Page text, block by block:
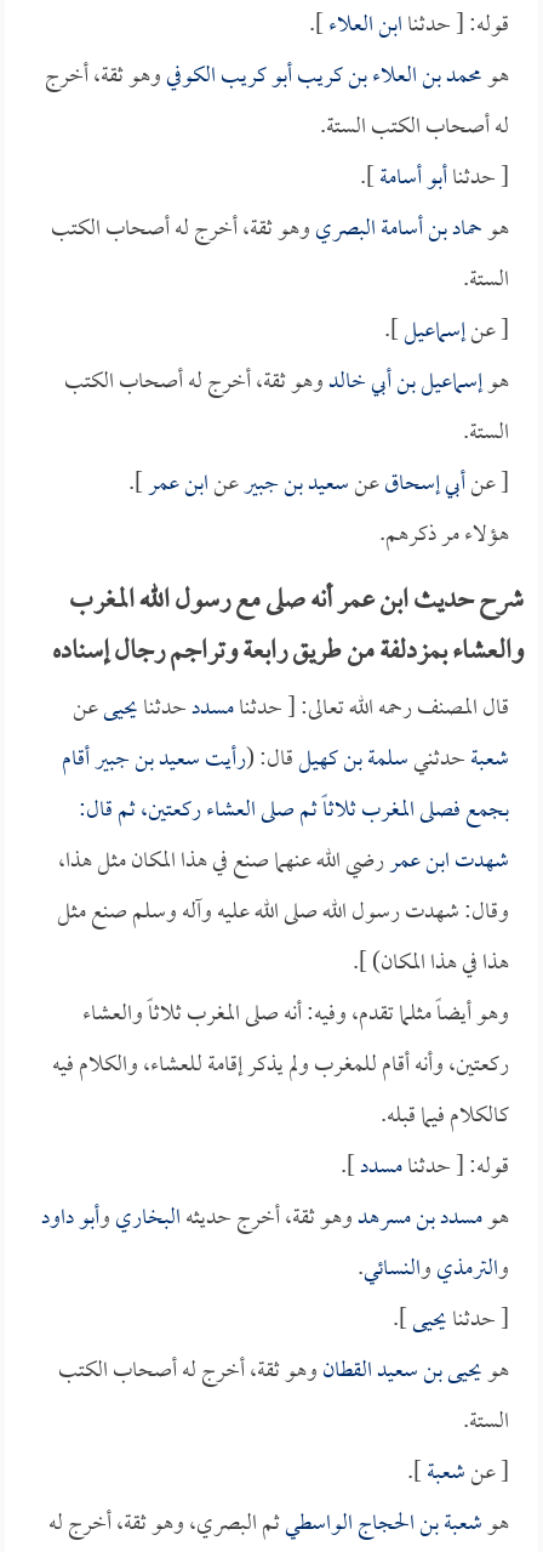
قوله: [ حدثناابن العلاء].
هومحمد بن العلاء بن كريب أبو كريب الكوفيوهو ثقة، أخرج
له أصحاب الكتب الستة.
[ حدثناأبو أسامة].
هوحماد بن أسامة البصريوهو ثقة، أخرج له أصحاب الكتب
الستة.
[ عنإسماعيل].
هوإسماعيل بن أبي خالدوهو ثقة، أخرج له أصحاب الكتب
الستة.
[ عنأبي إسحاقعنسعيد بن جبيرعنابن عمر].
هؤلاء مر ذكرهم.
شرح حديث ابن عمر أنه صلى مع رسول الله المغرب
والعشاء بمزدلفة من طريق رابعة وتراجم رجال إسناده
قال المصنف رحمه الله تعالى: [ حدثنامسددحدثنايحيىعن
شعبةحدثنيسلمة بن كهيلقال: (رأيتسعيد بن جبيرأقام
بجمع فصلى المغرب ثلاثاً ثم صلى العشاء ركعتين، ثم قال:
شهدتابن عمررضي الله عنهما صنع في هذا المكان مثل هذا،
وقال: شهدت رسول الله صلى الله عليه وآله وسلم صنع مثل
هذا في هذا المكان) ].
وهو أيضاً مثلما تقدم، وفيه: أنه صلى المغرب ثلاثاً والعشاء
ركعتين، وأنه أقام للمغرب ولم يذكر إقامة للعشاء، والكلام فيه
كالكلام فيما قبله.
قوله: [ حدثنامسدد].
هومسدد بن مسرهدوهو ثقة، أخرج حديثهالبخاريوأبو داود
والترمذيوالنسائي.
[ حدثنايحيى].
هويحيى بن سعيد القطانوهو ثقة، أخرج له أصحاب الكتب
الستة.
[ عنشعبة].
هوشعبة بن الحجاج الواسطيثم البصري، وهو ثقة، أخرج له